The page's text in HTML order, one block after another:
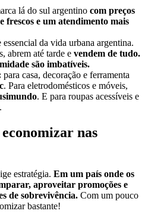
lá do sul argentino com preços
frescos e um atendimento mais
essencial da vida urbana argentina.
abrem até tarde e vendem de tudo.
são imbatíveis.
para casa, decoração e ferramenta
. Para eletrodomésticos e móveis,
. E para roupas acessíveis e
.
nas
estratégia. Em um país onde os
aproveitar promoções e
de sobrevivência. Com um pouco
bastante!